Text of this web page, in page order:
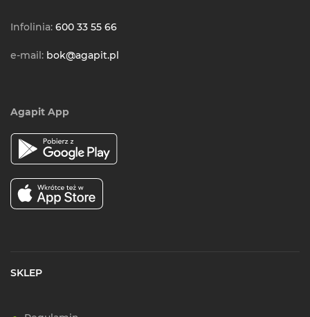
Infolinia: 600 33 55 66
e-mail: bok@agapit.pl
Agapit App
SKLEP